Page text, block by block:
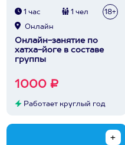
1 час 1 чел 18+
Онлайн
Онлайн-занятие по
хатха-йоге в составе
группы
1000 ₽
Работает круглый год